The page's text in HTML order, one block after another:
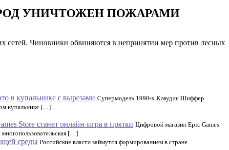
УНИЧТОЖЕН ПОЖАРАМИ
сетей. Чиновники обвиняются в непринятии мер против лесных
в купальнике с вырезами Супермодель 1990-х Клаудия Шиффер
купальнике […]
Store станет онлайн-игра в прятки Цифровой магазин Epic Games
[…]
среды Российские власти займутся формированием в стране